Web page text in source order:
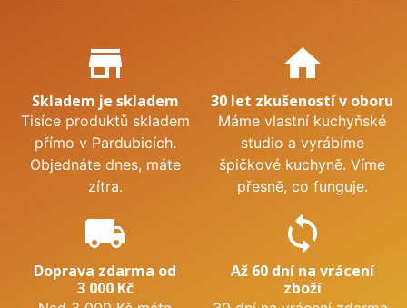
Proč nakupovat u nás?
store_mall_directory
Skladem je skladem
Tisíce produktů skladem
přímo v Pardubicích.
Objednáte dnes, máte
zítra.
home
30 let zkušeností v oboru
Máme vlastní kuchyňské
studio a vyrábíme
špičkové kuchyně. Víme
přesně, co funguje.
local_shipping
Doprava zdarma od
3 000 Kč
sync
Až 60 dní na vrácení
zboží